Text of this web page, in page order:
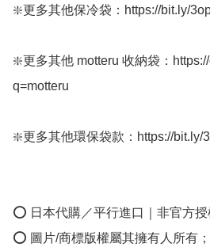
❇️更多其他保冷袋：https://bit.ly/
❇️更多其他 motteru 收納袋：
q=motteru
❇️更多其他環保袋款：https://bit.ly/
⭕ 日本代購／平行進口｜非官方
⭕ 圖片/商標版權屬其擁有人所有